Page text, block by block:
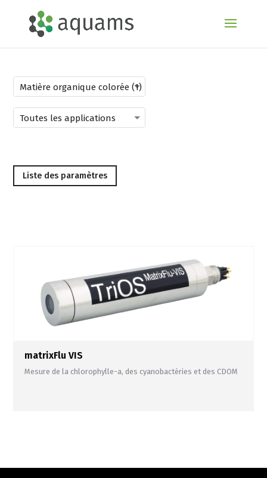
Liste des paramètres
matrixFlu VIS
Mesure de la chlorophylle-a, des cyanobactéries et des CDOM